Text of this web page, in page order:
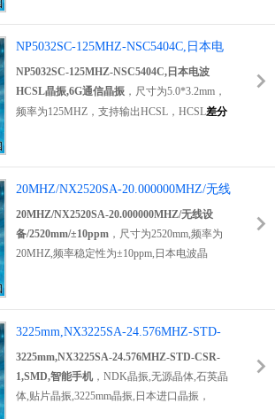
收发器，汽车音响、汽车电脑等领域。NDK
晶振,NP3225SBD-100MHZ-
NSC5348B.
器，低相位差分晶振，OSC差分晶振，低功耗
差分晶振，6G基站差分晶振，6G光网络差分
晶振，6G路由器差分晶振，汽车音响差分晶
振，汽车电脑差分晶振，高精度差分晶振，产
品具备低抖动低相位的特点。
汽车电脑等领域。6G基站晶
NSC5347B,NDK汽车差分晶
振.
NP5032SC-125MHZ-NSC5404C,日本电
波HCSL晶振,6G通信晶振
NP5032SC-125MHZ-NSC5404C,日本电波
HCSL晶振,6G通信晶振 ，尺寸为5.0*3.2mm，
频率为125MHZ，支持输出HCSL，HCSL差分
振荡器，低电压差分晶振，6G模块差分晶振，
6G通信差分晶振，仪器仪表差分晶振，智能家
居差分晶振，测量设备差分晶振.
差分输出晶振产品主要应用范围广泛，其中包
含6G模块，网络设备，仪器仪表，智能家居，
125MHZ-NSC5404C,日本电波
HCSL晶振,6G通信晶振.
20MHZ/NX2520SA-20.000000MHZ/无线
设备/2520mm/±10ppm
20MHZ/NX2520SA-20.000000MHZ/无线设
备/2520mm/±10ppm ，尺寸为2520mm,频率为
20MHZ,频率稳定性为±10ppm,日本电波晶
高质量晶振，无线设备晶振，通信产品晶振，
消费产品专用晶振，NX2520SA-
32.000000MHZ无源晶振，NX2520SA-
26.000000MHZ日本进口晶振。
贴片石英晶振产品主要应用领域：电信设备，
3225mm,NX3225SA-24.576MHZ-STD-
CSR-1,SMD,智能手机
3225mm,NX3225SA-24.576MHZ-STD-CSR-
1,SMD,智能手机 ，NDK晶振,无源晶体,石英晶
体,贴片晶振,3225mm晶振,日本进口晶振，